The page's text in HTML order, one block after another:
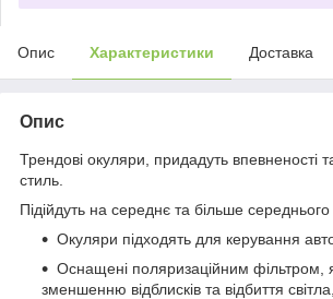
Опис Характеристики Доставка
Опис
Трендові окуляри, придадуть впевненості
стиль.
Підійдуть на середнє та більше середнього
Окуляри підходять для керування
Оснащені поляризаційним фільтром,
зменшенню відблисків та відбиття